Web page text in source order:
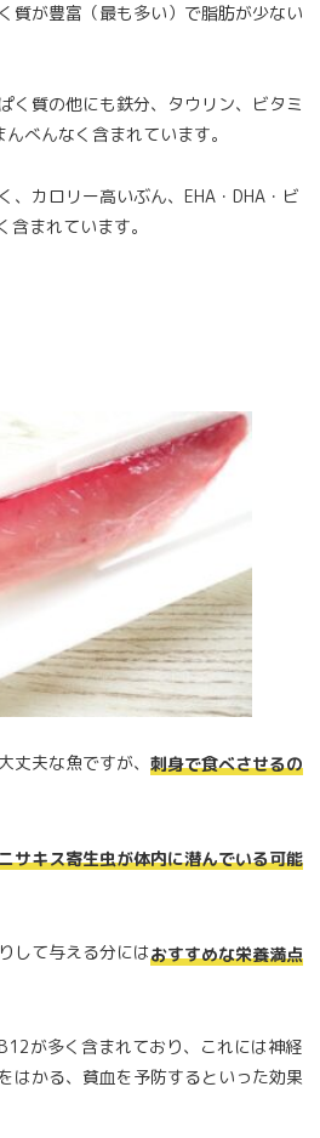
質が豊富（最も多い）で脂肪が少ない
く質の他にも鉄分、タウリン、ビタミ
べんなく含まれています。
、カロリー高いぶん、EHA・DHA・ビ
含まれています。
丈夫な魚ですが、 刺身で食べさせるの
サキス寄生虫が体内に潜んでいる可能
して与える分にはおすすめな栄養満点
が多く含まれており、これには神経
はかる、貧血を予防するといった効果